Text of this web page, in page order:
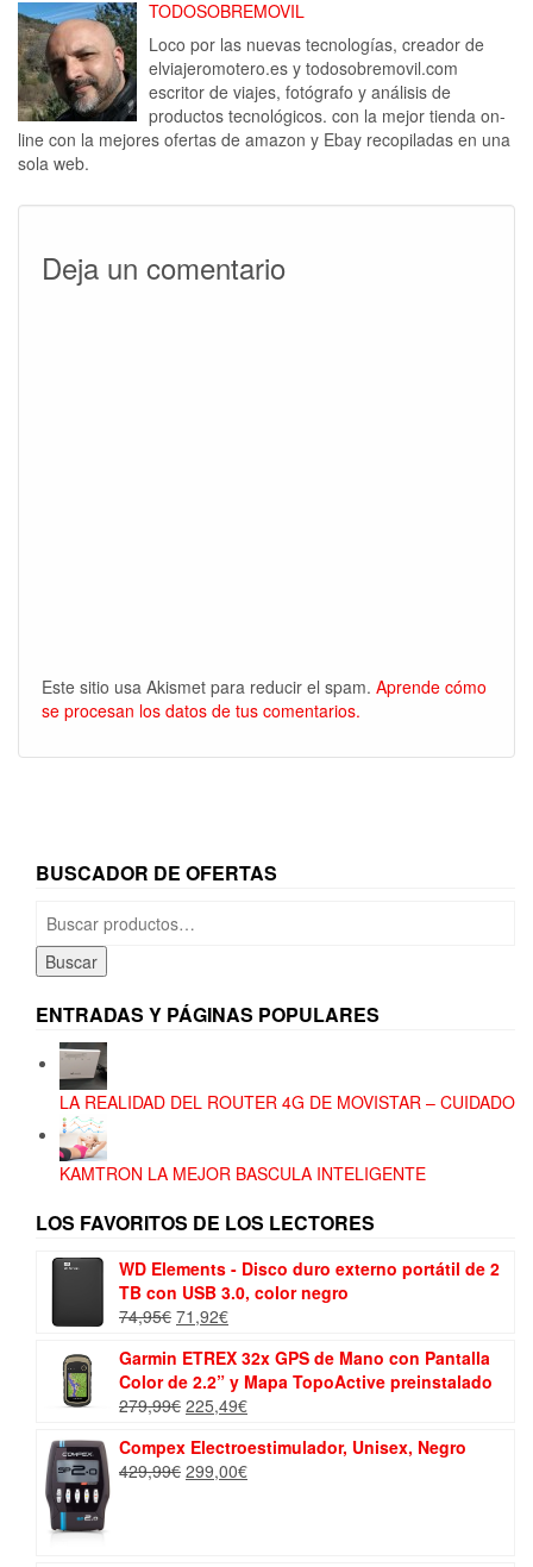
TODOSOBREMOVIL
Loco por las nuevas tecnologías, creador de
elviajeromotero.es y todosobremovil.com
escritor de viajes, fotógrafo y análisis de
productos tecnológicos. con la mejor tienda on-
line con la mejores ofertas de amazon y Ebay recopiladas en una
sola web.
Deja un comentario
Este sitio usa Akismet para reducir el spam. Aprende cómo
se procesan los datos de tus comentarios.
BUSCADOR DE OFERTAS
por:
Buscar
ENTRADAS Y PÁGINAS POPULARES
LA REALIDAD DEL ROUTER 4G DE MOVISTAR – CUIDADO
KAMTRON LA MEJOR BASCULA INTELIGENTE
LOS FAVORITOS DE LOS LECTORES
WD Elements - Disco duro externo portátil de 2
TB con USB 3.0, color negro
74,95€ El
original
era:
74,95€.
71,92€El
actual
es:
71,92€.
Garmin ETREX 32x GPS de Mano con Pantalla
Color de 2.2” y Mapa TopoActive preinstalado
279,99€ El
original
era:
225,49€El
actual
es:
Compex Electroestimulador, Unisex, Negro
429,99€ El
299,00€El